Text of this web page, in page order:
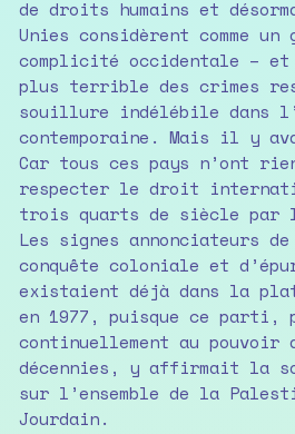
de droits humains et
Unies considèrent comme
complicité occidentale –
plus terrible des crimes
souillure indélébile dans
contemporaine. Mais il y
Car tous ces pays n’ont
respecter le droit
trois quarts de siècle par
Les signes annonciateurs
conquête coloniale et
existaient déjà dans la
en 1977, puisque ce parti,
continuellement au pouvoir
décennies, y affirmait la
sur l’ensemble de la
Jourdain.